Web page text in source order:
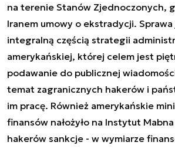
na terenie Stanów Zjednoczonych,
Iranem umowy o ekstradycji.
integralną częścią strategii
amerykańskiej, której celem jest
podawanie do publicznej
temat zagranicznych hakerów i
im pracę. Również amerykańskie
finansów nałożyło na Instytut
hakerów sankcje - w wymiarze